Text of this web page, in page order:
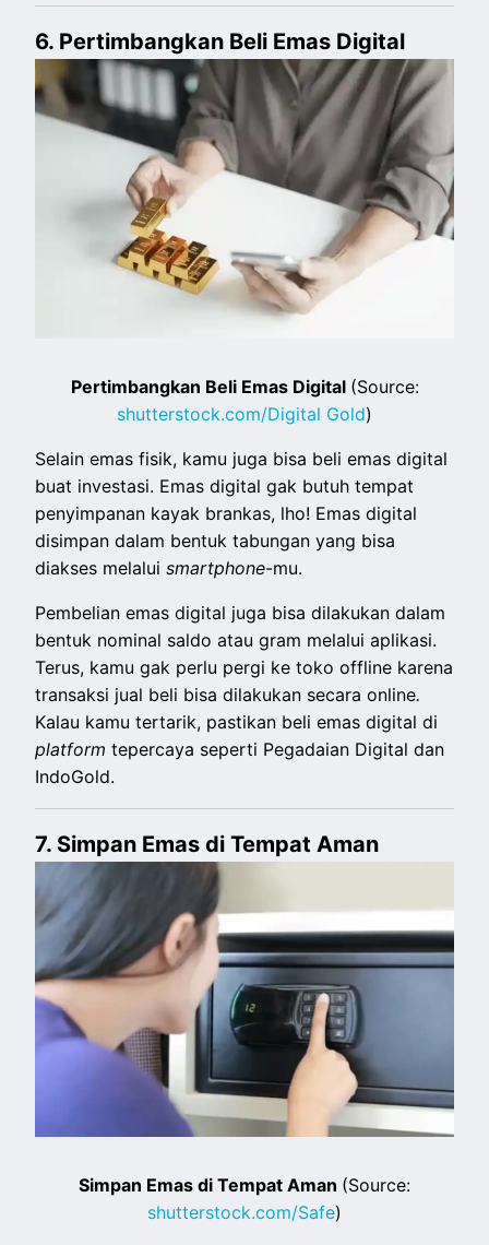
6. Pertimbangkan Beli Emas Digital
Pertimbangkan Beli Emas Digital (Source:
shutterstock.com/Digital Gold)
Selain emas fisik, kamu juga bisa beli emas digital
buat investasi. Emas digital gak butuh tempat
penyimpanan kayak brankas, lho! Emas digital
disimpan dalam bentuk tabungan yang bisa
diakses melaluismartphone-mu.
Pembelian emas digital juga bisa dilakukan dalam
bentuk nominal saldo atau gram melalui aplikasi.
Terus, kamu gak perlu pergi ke toko offline karena
transaksi jual beli bisa dilakukan secara online.
Kalau kamu tertarik, pastikan beli emas digital di
platformtepercaya seperti Pegadaian Digital dan
IndoGold.
7. Simpan Emas di Tempat Aman
Simpan Emas di Tempat Aman (Source:
shutterstock.com/Safe)